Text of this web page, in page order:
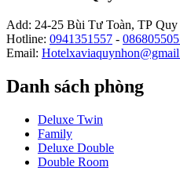
Add: 24-25 Bùi Tư Toàn, TP Quy
Hotline: 0941351557 -
Email:
Danh sách phòng
Deluxe Twin
Family
Deluxe Double
Double Room